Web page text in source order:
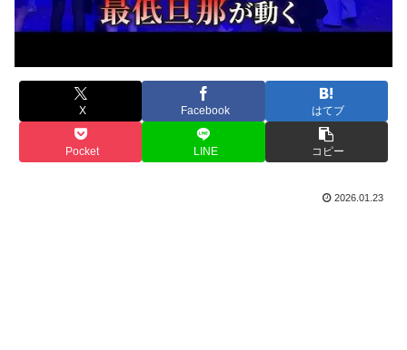
X Facebook はてブ
Pocket LINE コピー
2026.01.23